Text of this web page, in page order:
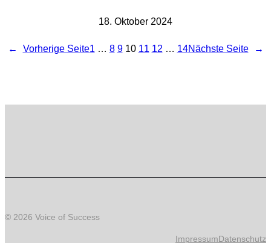
18. Oktober 2024
← Vorherige Seite1 … 8 9 10 11 12 … 14Nächste Seite →
© 2026 Voice of Success
ImpressumDatenschutz